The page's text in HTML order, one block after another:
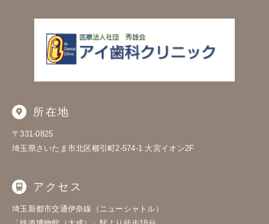
所在地
〒331-0825
埼玉県さいたま市北区櫛引町2-574-1 大宮イオン2F
アクセス
埼玉新都市交通伊奈線（ニューシャトル）